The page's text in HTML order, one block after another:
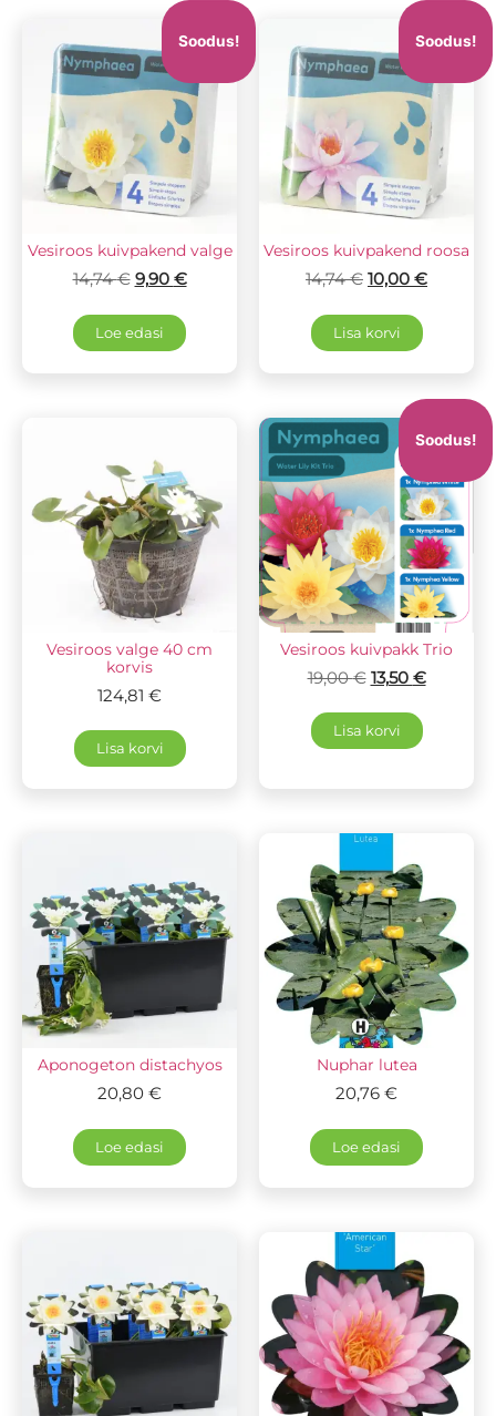
Soodus!
Vesiroos kuivpakend valge
14,74€ 9,90 €
Loe edasi
Soodus!
Vesiroos kuivpakend roosa
14,74€ 10,00 €
Lisa korvi
Vesiroos valge 40 cm
korvis
124,81 €
Lisa korvi
Soodus!
Vesiroos kuivpakk Trio
19,00€ 13,50 €
Lisa korvi
Aponogeton distachyos
20,80 €
Loe edasi
Nuphar lutea
20,76 €
Loe edasi